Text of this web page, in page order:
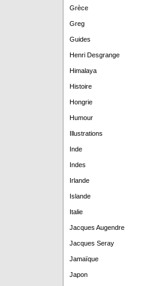
Grèce
Greg
Guides
Henri Desgrange
Himalaya
Histoire
Hongrie
Humour
Illustrations
Inde
Indes
Irlande
Islande
Italie
Jacques Augendre
Jacques Seray
Jamaïque
Japon